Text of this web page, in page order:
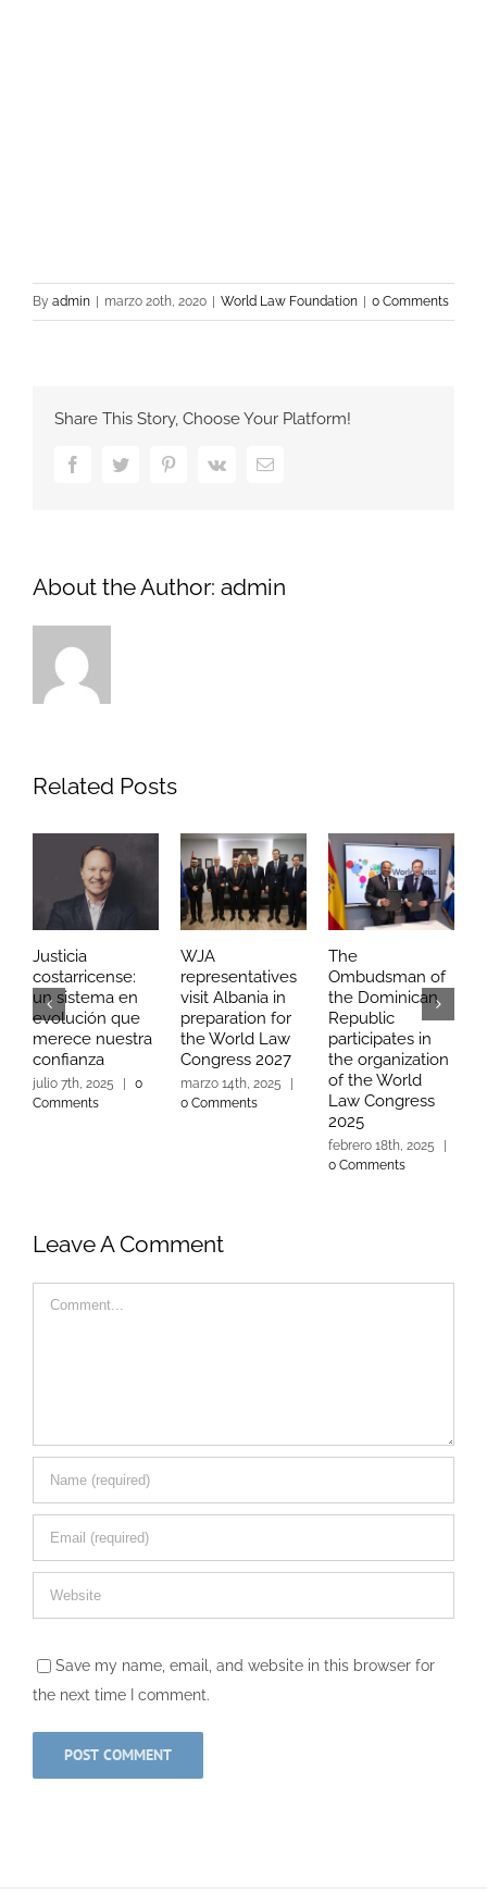
By admin | marzo 20th, 2020 | World Law Foundation | 0 Comments
Share This Story, Choose Your Platform!
FacebookTwitter PinterestVk Email
About the Author: admin
Related Posts
Justicia
costarricense:
un sistema en
evolución que
merece nuestra
confianza
julio 7th, 2025 |
0
Comments
WJA
representatives
visit Albania in
preparation for
the World Law
Congress 2027
marzo 14th, 2025
|
0 Comments
The
Ombudsman of
the Dominican
Republic
participates in
the organization
of the World
Law Congress
2025
febrero 18th, 2025
|
0 Comments
Leave A Comment
Comment
Save my name, email, and website in this browser for
the next time I comment.